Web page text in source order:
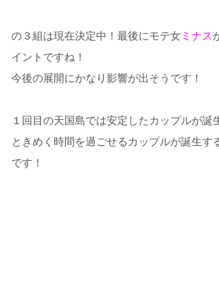
の３組は現在決定中！最後にモテ女ミナス
イントですね！
今後の展開にかなり影響が出そうです！
１回目の天国島では安定したカップルが誕
ときめく時間を過ごせるカップルが誕生す
です！